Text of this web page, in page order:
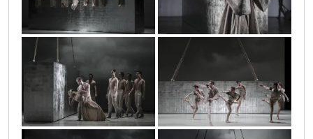
ar-20180515img_7951 ar-20180515img_8440